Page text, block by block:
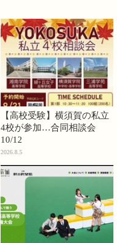
【高校受験】横須賀の私立
4校が参加…合同相談会
10/12
2026.8.5